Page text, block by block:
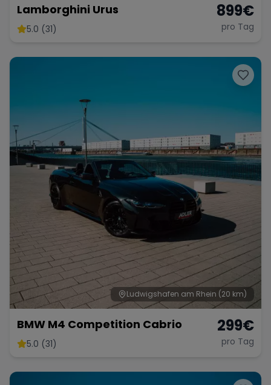
Bugatti Maserati
Lamborghini Urus
5.0 (31)
899€
pro Tag
Ludwigshafen am Rhein (20 km)
BMW M4 Competition Cabrio
5.0 (31)
299€
pro Tag